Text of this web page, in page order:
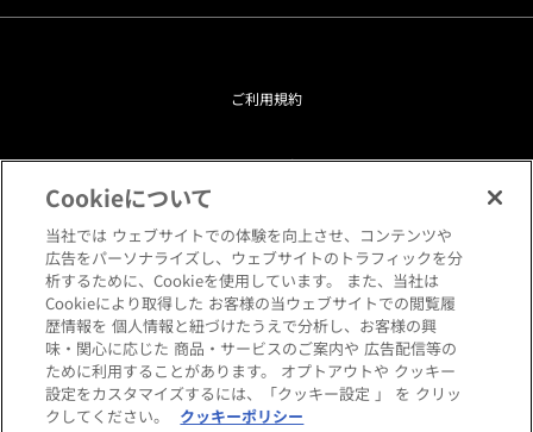
ご利用規約
プライバシーポリシー
クッキーポリシー
閲覧環境について
サイトマップ
Cookieについて
当社では ウェブサイトでの体験を向上させ、コンテンツや
広告をパーソナライズし、ウェブサイトのトラフィックを分
析するために、Cookieを使用しています。 また、当社は
Cookieにより取得した お客様の当ウェブサイトでの閲覧履
歴情報を 個人情報と紐づけたうえで分析し、お客様の興
味・関心に応じた 商品・サービスのご案内や 広告配信等の
ために利用することがあります。 オプトアウトや クッキー
設定をカスタマイズするには、「クッキー設定 」 を クリッ
クしてください。
クッキーポリシー